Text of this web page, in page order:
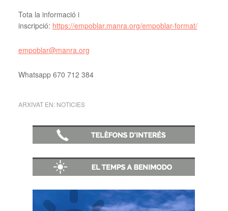
Tota la informació i
inscripció: https://empoblar.manra.org/empoblar-format/
empoblar@manra.org
Whatsapp 670 712 384
ARXIVAT EN: NOTICIES